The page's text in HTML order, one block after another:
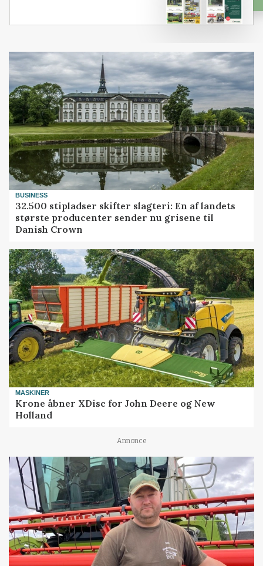
BUSINESS
32.500 stipladser skifter slagteri: En af landets
største producenter sender nu grisene til
Danish Crown
MASKINER
Krone åbner XDisc for John Deere og New
Holland
Annonce